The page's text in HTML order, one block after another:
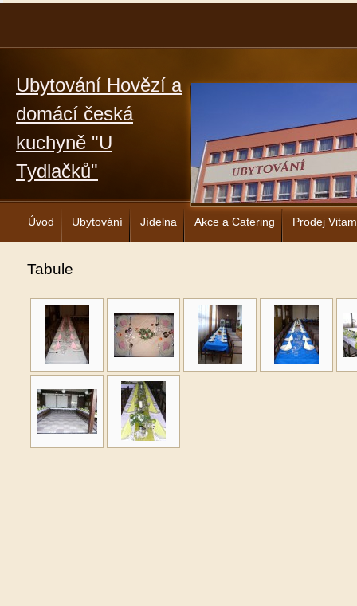
Ubytování Hovězí a
domácí česká
kuchyně "U
Tydlačků"
Úvod Ubytování Jídelna Akce a Catering Prodej
Tabule